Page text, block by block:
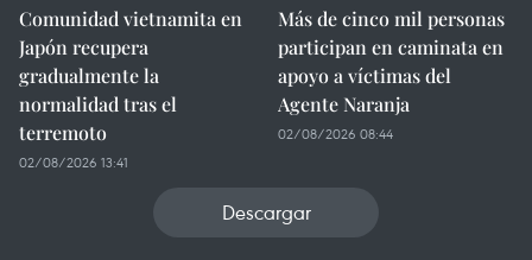
Comunidad vietnamita en
Japón recupera
gradualmente la
normalidad tras el
terremoto
02/08/2026 13:41
Más de cinco mil personas
participan en caminata en
apoyo a víctimas del
Agente Naranja
02/08/2026 08:44
Descargar